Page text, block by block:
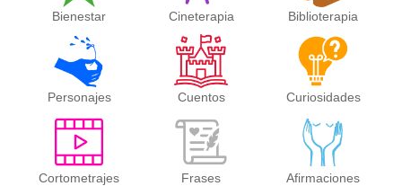
Bienestar Cineterapia Biblioterapia
Personajes Cuentos Curiosidades
Cortometrajes Frases Afirmaciones